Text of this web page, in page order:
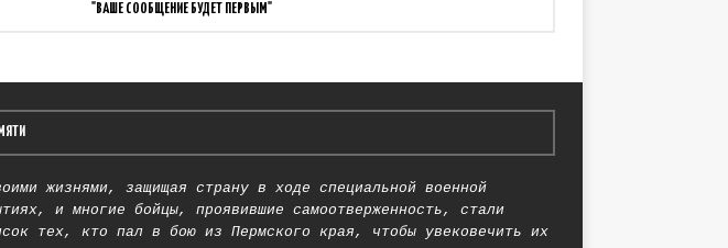
"ВАШЕ СООБЩЕНИЕ БУДЕТ ПЕРВЫМ"
жизнями, защищая страну в ходе специальной военной
и многие бойцы, проявившие самоотверженность, стали
тех, кто пал в бою из Пермского края, чтобы увековечить их